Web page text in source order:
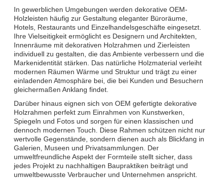
In gewerblichen Umgebungen werden dekorative OEM-
Holzleisten häufig zur Gestaltung eleganter Büroräume,
Hotels, Restaurants und Einzelhandelsgeschäfte eingesetzt.
Ihre Vielseitigkeit ermöglicht es Designern und Architekten,
Innenräume mit dekorativen Holzrahmen und Zierleisten
individuell zu gestalten, die das Ambiente verbessern und die
Markenidentität stärken. Das natürliche Holzmaterial verleiht
modernen Räumen Wärme und Struktur und trägt zu einer
einladenden Atmosphäre bei, die bei Kunden und Besuchern
gleichermaßen Anklang findet.
Darüber hinaus eignen sich von OEM gefertigte dekorative
Holzrahmen perfekt zum Einrahmen von Kunstwerken,
Spiegeln und Fotos und sorgen für einen klassischen und
dennoch modernen Touch. Diese Rahmen schützen nicht nur
wertvolle Gegenstände, sondern dienen auch als Blickfang in
Galerien, Museen und Privatsammlungen. Der
umweltfreundliche Aspekt der Formteile stellt sicher, dass
jedes Projekt zu nachhaltigen Baupraktiken beiträgt und
umweltbewusste Verbraucher und Unternehmen anspricht.